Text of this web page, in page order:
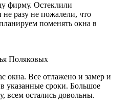
фирму. Остеклили
разу не пожалели, что
поменять окна в
Поляковых
окна. Все отлажено и замер и
указанные сроки. Большое
всем остались довольны.